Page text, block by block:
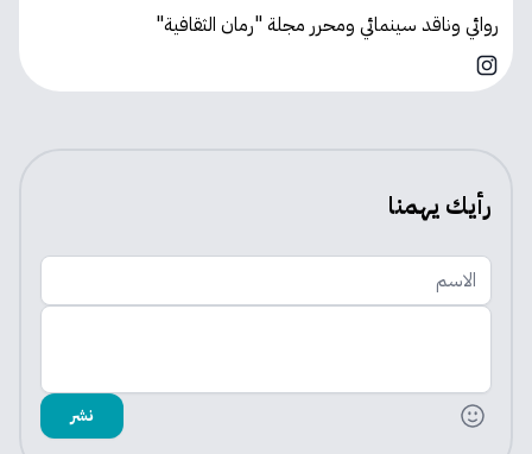
روائي وناقد سينمائي ومحرر مجلة "رمان الثقافية"
Instagram
رأيك يهمنا
الاسم
اضف تعليقك
نشر